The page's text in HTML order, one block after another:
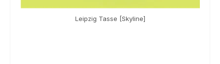
Leipzig Tasse [Skyline]